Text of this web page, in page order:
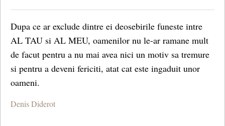
Dupa ce ar exclude dintre ei deosebirile funeste intre
AL TAU si AL MEU, oamenilor nu le-ar ramane mult
de facut pentru a nu mai avea nici un motiv sa tremure
si pentru a deveni fericiti, atat cat este ingaduit unor
oameni.
Denis Diderot